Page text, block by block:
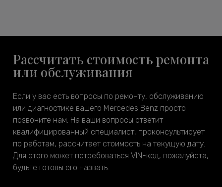
Рассчитать стоимость ремонта
или обслуживания
Если у вас есть вопросы по ремонту, обслуживанию
или диагностике вашего Mercedes Benz просто
позвоните нам. На ваши вопросы ответит
квалифицированный специалист, проконсультирует
по работам, рассчитает стоимость на текущую дату.
Для этого может потребоваться VIN-код, пожалуйста,
будьте готовы его назвать.